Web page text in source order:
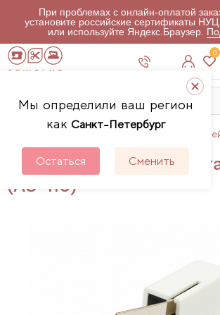
При проблемах с онлайн-оплатой
установите российские сертификаты
или используйте Яндекс.Браузер.
Мы определили ваш регион
как Санкт-Петербург
Остаться Сменить
0
Аксессуары для
Лапка шагающая
(AU-118)